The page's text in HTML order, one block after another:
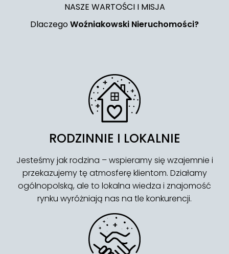
NASZE WARTOŚCI I MISJA
DlaczegoWoźniakowski Nieruchomości?
RODZINNIE I LOKALNIE
Jesteśmy jak rodzina – wspieramy się wzajemnie i
przekazujemy tę atmosferę klientom. Działamy
ogólnopolską, ale to lokalna wiedza i znajomość
rynku wyróżniają nas na tle konkurencji.